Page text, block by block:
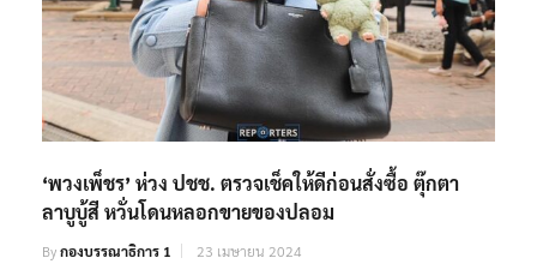
‘พวงเพ็ชร’ ห่วง ปชช. ตรวจเช็คให้ดีก่อนสั่งซื้อ ตุ๊กตา
ลาบูบู้สี หวั่นโดนหลอกขายของปลอม
Byกองบรรณาธิการ 1 23 เมษายน 2024